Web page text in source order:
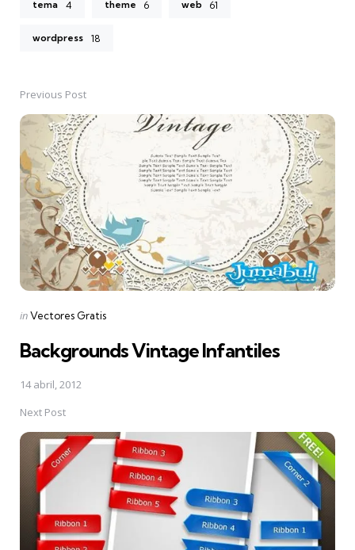
tema 4 theme 6 web 61
wordpress 18
Post
navigation
Previous Post
Posted
inVectores Gratis
Backgrounds Vintage Infantiles
14 abril, 2012
Next Post